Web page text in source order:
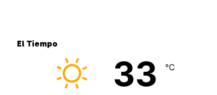
El Tiempo
33 ℃